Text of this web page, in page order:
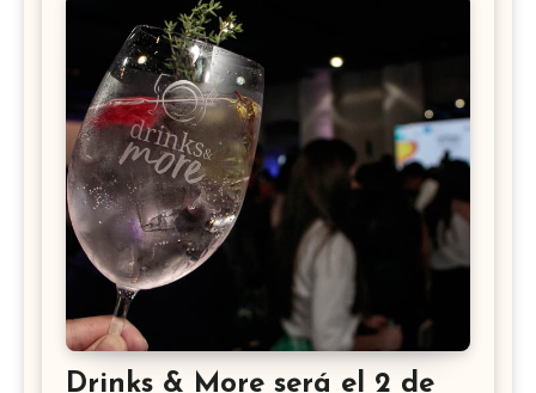
Drinks & More será el 2 de